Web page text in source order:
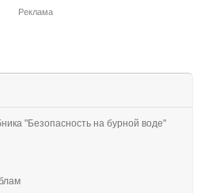
Реклама
"Безопасность на бурной воде"